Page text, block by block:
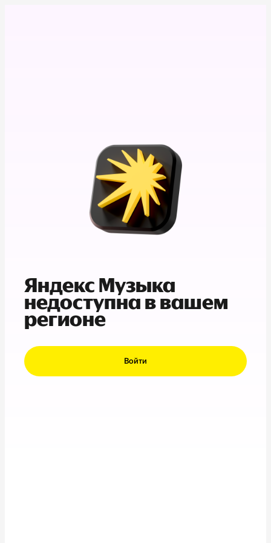
Яндекс Музыка
недоступна в вашем
регионе
Войти